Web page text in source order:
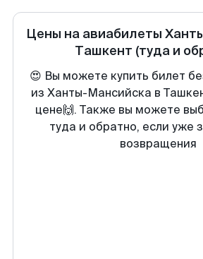
Цены на авиабилеты
Ташкент (туда и
😍 Вы можете купить билет
из Ханты-Мансийска в
цене🙌. Также вы можете
туда и обратно, если уже
возвращения